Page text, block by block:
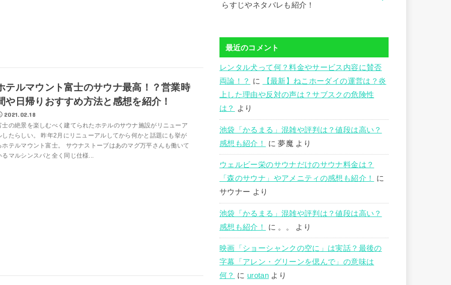
テルマウント富士のサウナ最高！？営業時
や日帰りおすすめ方法と感想を紹介！
2021.02.18
士の絶景を楽しむべく建てられたホテルのサウナ施設がリニューア
したらしい。 昨年2月にリニューアルしてから何かと話題にも挙が
ホテルマウント富士。 サウナストーブはあのマグ万平さんも働いて
るマルシンスパと全く同じ仕様...
らすじやネタバレも紹介！
最近のコメント
レンタル犬って何？料金やサービス内容に賛否
両論！？
に
【最新】ねこホーダイの運営は？炎
上した理由や反対の声は？サブスクの危険性
は？
より
池袋「かるまる」混雑や評判は？値段は高い？
感想も紹介！
に夢魔 より
ウェルビー栄のサウナだけのサウナ料金は？
「森のサウナ」やアメニティの感想も紹介！
に
サウナー より
池袋「かるまる」混雑や評判は？値段は高い？
感想も紹介！
に 。。 より
映画「ショーシャンクの空に」は実話？最後の
字幕「アレン・グリーンを偲んで」の意味は
何？
に urotan より